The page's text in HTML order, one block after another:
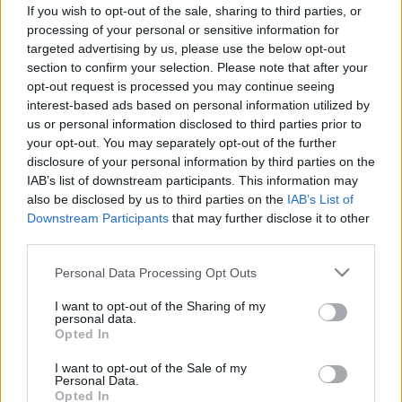
If you wish to opt-out of the sale, sharing to third parties, or
processing of your personal or sensitive information for
targeted advertising by us, please use the below opt-out
section to confirm your selection. Please note that after your
opt-out request is processed you may continue seeing
interest-based ads based on personal information utilized by
us or personal information disclosed to third parties prior to
your opt-out. You may separately opt-out of the further
disclosure of your personal information by third parties on the
IAB’s list of downstream participants. This information may
also be disclosed by us to third parties on the IAB’s List of
Downstream Participants that may further disclose it to other
Please note that this website/app uses one or more Google
not limited to your visit or usage behaviour. You may click to
grant or deny consent to Google and its third-party tags to
use your data for below specified purposes in below Google
consent section.
Personal Data Processing Opt Outs
I want to opt-out of the Sharing of my
personal data.
Opted In
I want to opt-out of the Sale of my
Personal Data.
Opted In